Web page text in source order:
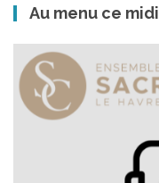
Au menu ce midi